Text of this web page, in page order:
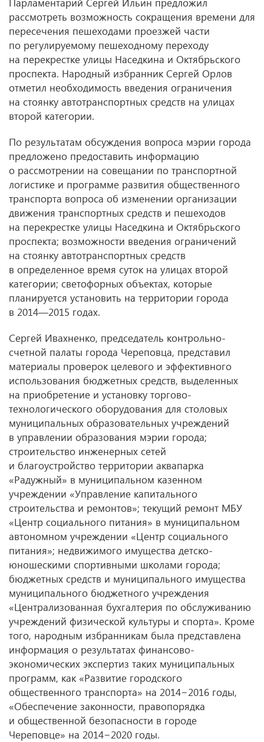
рассмотреть возможность сокращения времени для
пересечения пешеходами проезжей части
по регулируемому пешеходному переходу
на перекрестке улицы Наседкина и Октябрьского
проспекта. Народный избранник Сергей Орлов
отметил необходимость введения ограничения
на стоянку автотранспортных средств на улицах
второй категории.
По результатам обсуждения вопроса мэрии города
предложено предоставить информацию
о рассмотрении на совещании по транспортной
логистике и программе развития общественного
транспорта вопроса об изменении организации
движения транспортных средств и пешеходов
на перекрестке улицы Наседкина и Октябрьского
проспекта; возможности введения ограничений
на стоянку автотранспортных средств
в определенное время суток на улицах второй
категории; светофорных объектах, которые
планируется установить на территории города
в 2014—2015 годах.
Сергей Ивахненко, председатель контрольно-
счетной палаты города Череповца, представил
материалы проверок целевого и эффективного
использования бюджетных средств, выделенных
на приобретение и установку торгово-
технологического оборудования для столовых
муниципальных образовательных учреждений
в управлении образования мэрии города;
строительство инженерных сетей
и благоустройство территории аквапарка
«Радужный» в муниципальном казенном
учреждении «Управление капитального
строительства и ремонтов»; текущий ремонт МБУ
«Центр социального питания» в муниципальном
автономном учреждении «Центр социального
питания»; недвижимого имущества детско-
юношескими спортивными школами города;
бюджетных средств и муниципального имущества
муниципального бюджетного учреждения
«Централизованная бухгалтерия по обслуживанию
учреждений физической культуры и спорта». Кроме
того, народным избранникам была представлена
информация о результатах финансово-
экономических экспертиз таких муниципальных
программ, как «Развитие городского
общественного транспорта» на 2014−2016 годы,
«Обеспечение законности, правопорядка
и общественной безопасности в городе
Череповце» на 2014−2020 годы.